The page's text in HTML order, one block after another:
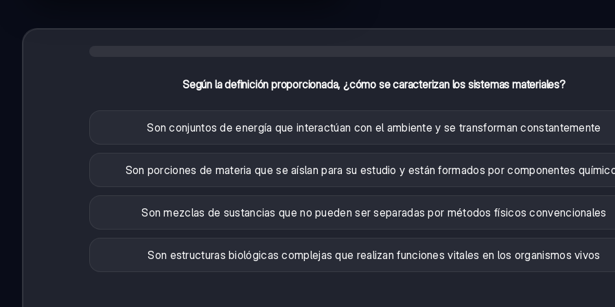
Según la definición proporcionada, ¿cómo se caracterizan los sistemas materiales?
Son conjuntos de energía que interactúan con el ambiente y se transforman constantemente
Son porciones de materia que se aíslan para su estudio y están formados por componentes
Son mezclas de sustancias que no pueden ser separadas por métodos físicos convencionales
Son estructuras biológicas complejas que realizan funciones vitales en los organismos vivos